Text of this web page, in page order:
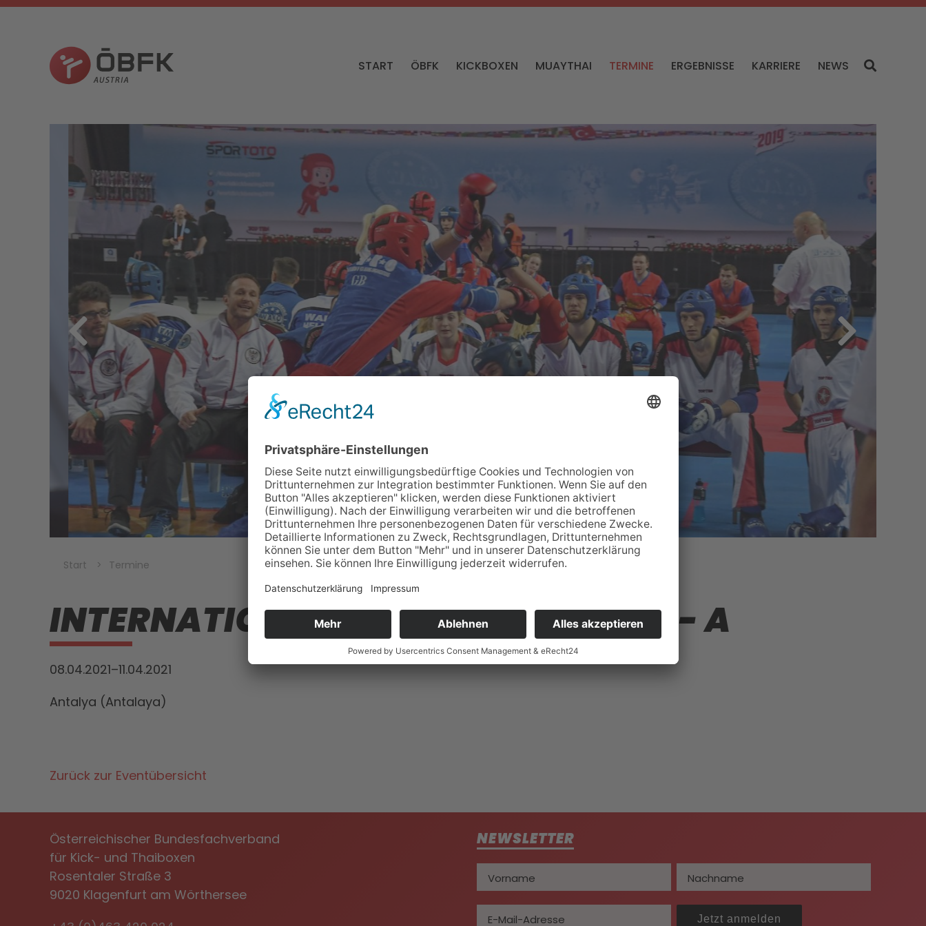
START ÖBFK KICKBOXEN MUAYTHAI TERMINE ERGEBNISSE KARRIERE NEWS
Start Termine
INTERNATIONAL TURKISH OPEN 2021 - A
08.04.2021–11.04.2021
Antalya (Antalaya)
Zurück zur Eventübersicht
Österreichischer Bundesfachverband
für Kick- und Thaiboxen
Rosentaler Straße 3
9020 Klagenfurt am Wörthersee
NEWSLETTER
Jetzt anmelden